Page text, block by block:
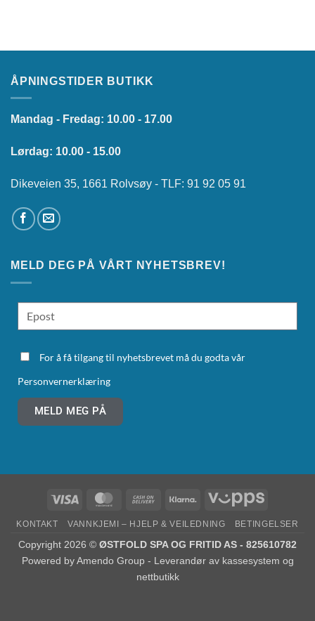
ÅPNINGSTIDER BUTIKK
Mandag - Fredag: 10.00 - 17.00
Lørdag: 10.00 - 15.00
Dikeveien 35, 1661 Rolvsøy - TLF: 91 92 05 91
MELD DEG PÅ VÅRT NYHETSBREV!
For å få tilgang til nyhetsbrevet må du godta vår
Personvernerklæring
MELD MEG PÅ
KONTAKT VANNKJEMI – HJELP & VEILEDNING BETINGELSER
Copyright 2026 © ØSTFOLD SPA OG FRITID AS - 825610782
Powered byAmendo Group - Leverandør av kassesystem og
nettbutikk